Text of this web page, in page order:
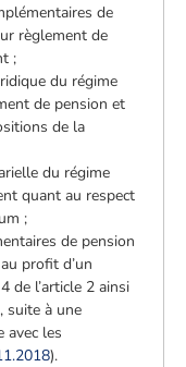
de
règlement de
;
du régime
de pension et
de la
du régime
quant au respect
;
de pension
profit d’un
de l’article 2 ainsi
suite à une
avec les
).